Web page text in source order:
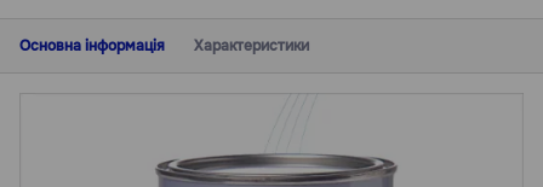
Основна інформація Характеристики